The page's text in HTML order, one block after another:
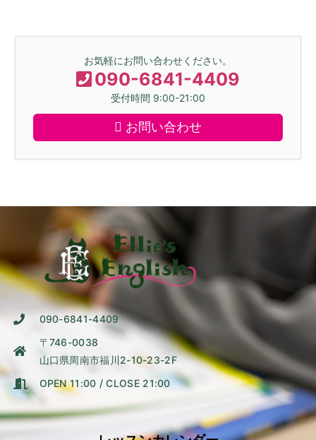
お気軽にお問い合わせください。
090-6841-4409
受付時間 9:00-21:00
お問い合わせ
090-6841-4409
〒746-0038
山口県周南市福川2-10-23-2F
OPEN 11:00 / CLOSE 21:00